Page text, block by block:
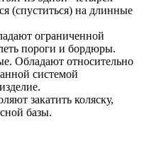
(спуститься) на длинные
ограниченной
пороги и бордюры.
Обладают относительно
системой
закатить коляску,
базы.